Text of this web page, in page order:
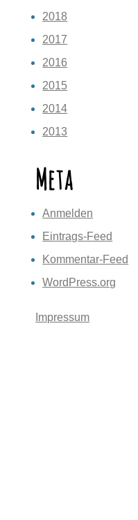
2018
2017
2016
2015
2014
2013
Meta
Anmelden
Eintrags-Feed
Kommentar-Feed
WordPress.org
Impressum